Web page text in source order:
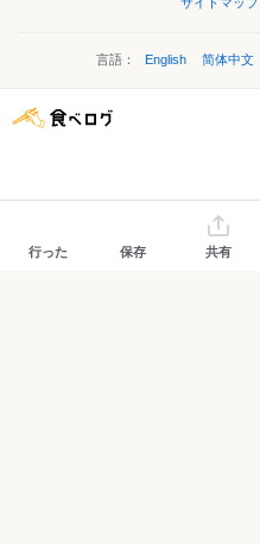
言語： English 简体中文
行った 保存 共有